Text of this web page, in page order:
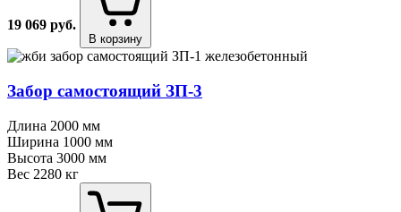
19 069 руб.
В корзину
Забор самостоящий ЗП⁠-⁠3
Длина 2000 мм
Ширина 1000 мм
Высота 3000 мм
Вес 2280 кг